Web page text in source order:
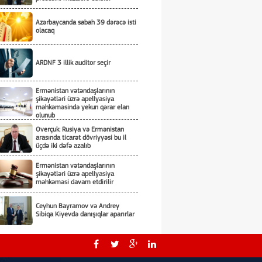
Azərbaycanda sabah 39 dərəcə isti
olacaq
ARDNF 3 illik auditor seçir
Ermənistan vətəndaşlarının
şikayətləri üzrə apellyasiya
məhkəməsində yekun qərar elan
olunub
Overçuk: Rusiya və Ermənistan
arasında ticarət dövriyyəsi bu il
üçdə iki dəfə azalıb
Ermənistan vətəndaşlarının
şikayətləri üzrə apellyasiya
məhkəməsi davam etdirilir
Ceyhun Bayramov və Andrey
Sibiqa Kiyevdə danışıqlar aparırlar
Ceyhun Bayramov Kiyevdə
Ukrayna PUA-larının sərgisi ilə tanış